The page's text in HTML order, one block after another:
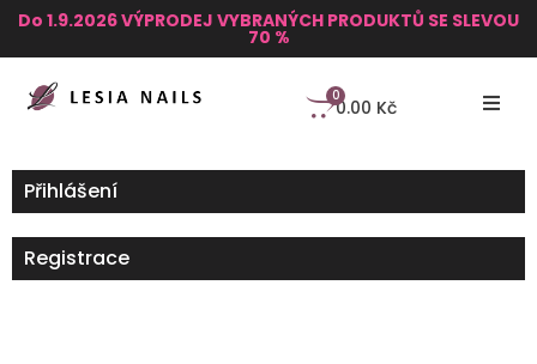
Do 1.9.2026 VÝPRODEJ VYBRANÝCH PRODUKTŮ SE SLEVOU
70 %
0.00 Kč
0
Přihlášení
Registrace